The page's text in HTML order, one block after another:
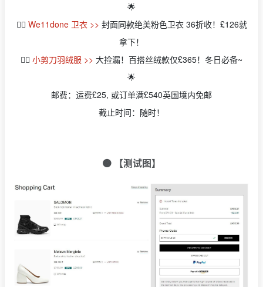
🌟
👉🏻 We11done 卫衣 >> 封面同款绝美粉色卫衣 36折收！£126就
拿下！
👉🏻 小剪刀羽绒服 >> 大捡漏！百搭丝绒款仅£365！冬日必备~
🌟
邮费：运费£25, 或订单满£540英国境内免邮
截止时间：随时！
🟠 【测试图】